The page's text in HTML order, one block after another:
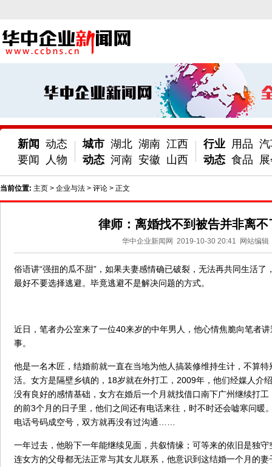
新闻
要闻
动态
人物
城市
动态
湖北 湖南 江西
河南 安徽 山西
行业
动态
用品
食品
当前位置: 主页 > 企业与法 > 评论 > 正文
律师：离婚找不到被告并非离不
华中企业新闻网 2019-10-30 20:41 网站编辑
俗语讲“强扭的瓜不甜”，如果夫妻感情确已破裂，无法再共同生活了
最好不要选择逃避。毕竟逃避不是解决问题的方式。
近日，笔者办公室来了一位40来岁的中年男人，他心情焦脆向笔者
事。
他是一名木匠，结婚前就一直在当地为他人搞装修维持生计，不算
活。女方是隔壁乡镇的，18岁就在外打工，2009年，他们经媒人介
没有良好的感情基础，女方在婚后一个月就找借口南下广州继续打
的前3个月的日子里，他们之间还有电话来往，时不时还会嘘寒问暖
电话号码成空号，双方就再没有过沟通……
一年过去，他盼下一年能继续见面，共叙情缘；可等来的依旧是独
连女方的父母都无法正常与其女儿联系，他意识到这结婚一个月的